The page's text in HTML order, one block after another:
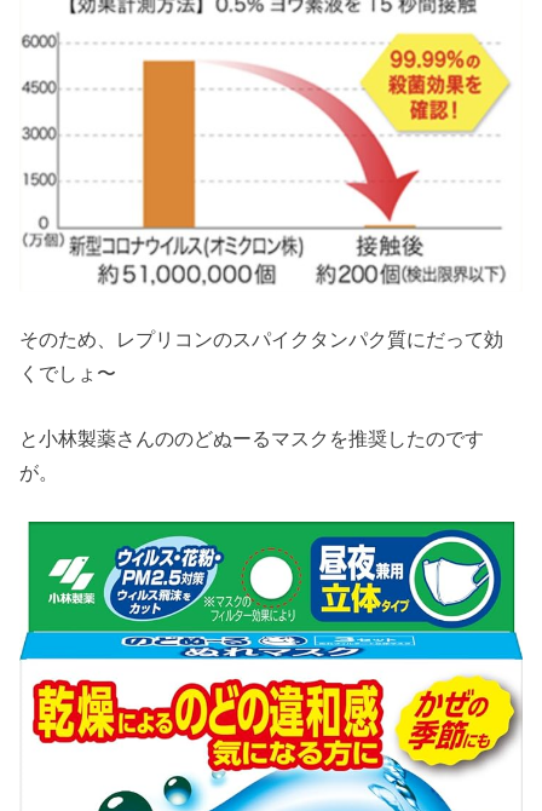
そのため、レプリコンのスパイクタンパク質にだって効
くでしょ〜
と小林製薬さんののどぬーるマスクを推奨したのです
が。